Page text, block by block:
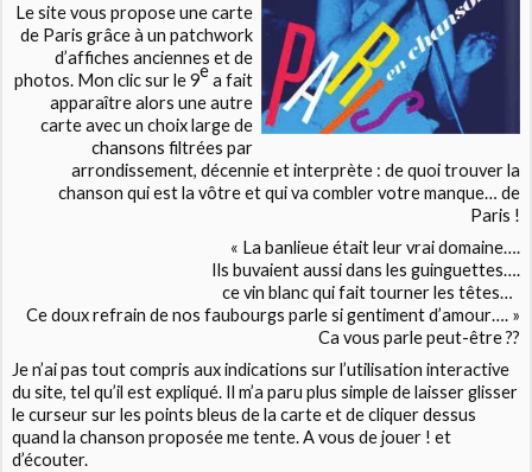
Le site vous propose une carte
de Paris grâce à un patchwork
d’affiches anciennes et de
photos. Mon clic sur le 9ea fait
apparaître alors une autre
carte avec un choix large de
chansons filtrées par
arrondissement, décennie et interprète : de quoi trouver la
chanson qui est la vôtre et qui va combler votre manque… de
Paris !
« La banlieue était leur vrai domaine….
Ils buvaient aussi dans les guinguettes….
ce vin blanc qui fait tourner les têtes…
Ce doux refrain de nos faubourgs parle si gentiment d’amour…. »
Ca vous parle peut-être ??
Je n’ai pas tout compris aux indications sur l’utilisation interactive
du site, tel qu’il est expliqué. Il m’a paru plus simple de laisser glisser
le curseur sur les points bleus de la carte et de cliquer dessus
quand la chanson proposée me tente. A vous de jouer ! et
d’écouter.